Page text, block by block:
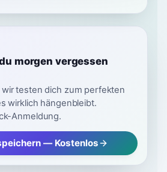
morgen vergessen
testen dich zum perfekten
wirklich hängenbleibt.
Anmeldung.
— Kostenlos